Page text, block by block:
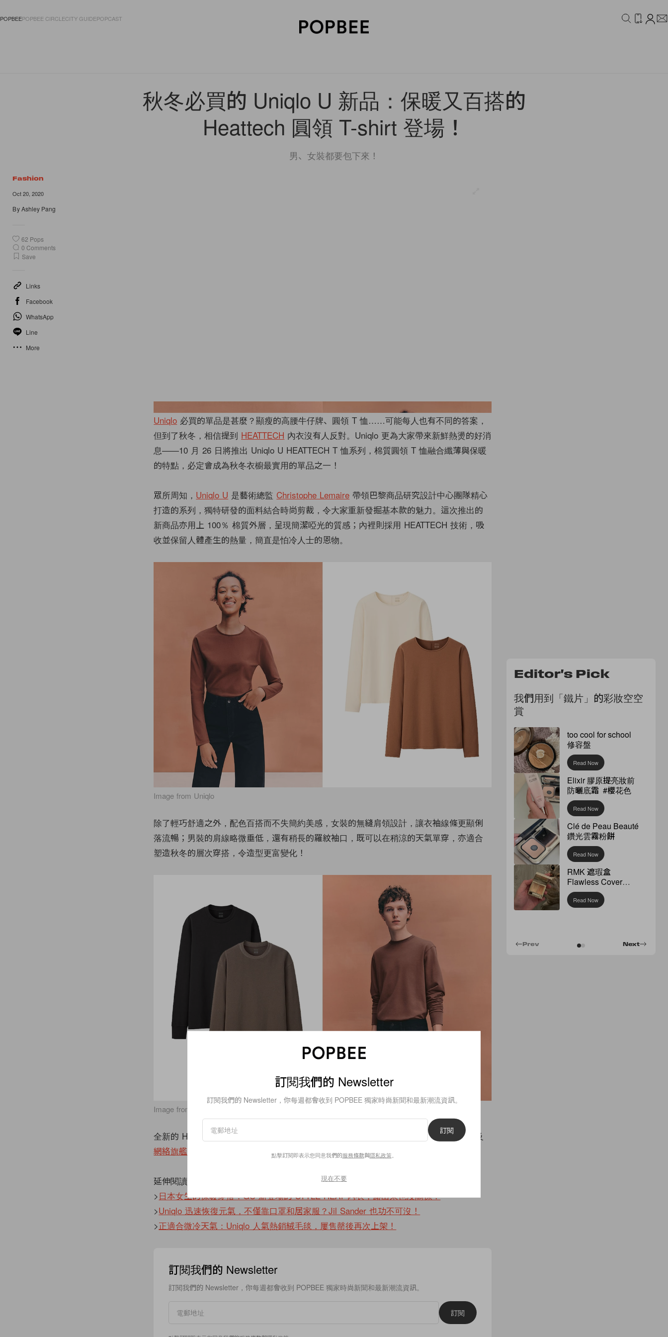
POPBEEPOPBEE CIRCLECITY GUIDEPOPCAST
秋冬必買的 Uniqlo U 新品：保暖又百搭的
Heattech 圓領 T-shirt 登場！
男、女裝都要包下來！
Fashion
Oct 20, 2020
ByAshley Pang
62 Pops
0 Comments
Save
Links
Facebook
WhatsApp
Line
More
Uniqlo 必買的單品是甚麼？顯瘦的高腰牛仔牌、圓領 T 恤……可能每人也有不同的答案，
但到了秋冬，相信提到 HEATTECH 內衣沒有人反對。Uniqlo 更為大家帶來新鮮熱燙的好消
息——10 月 26 日將推出 Uniqlo U HEATTECH T 恤系列，棉質圓領 T 恤融合纖薄與保暖
的特點，必定會成為秋冬衣櫥最實用的單品之一！
眾所周知， Uniqlo U 是藝術總監 Christophe Lemaire 帶領巴黎商品研究設計中心團隊精心
打造的系列，獨特研發的面料結合時尚剪裁，令大家重新發掘基本款的魅力。這次推出的
新商品亦用上 100％ 棉質外層，呈現簡潔啞光的質感；內裡則採用 HEATTECH 技術，吸
收並保留人體產生的熱量，簡直是怕冷人士的恩物。
Image from Uniqlo
除了輕巧舒適之外，配色百搭而不失簡約美感，女裝的無縫肩領設計，讓衣袖線條更顯俐
落流暢；男裝的肩線略微垂低，還有稍長的羅紋袖口，既可以在稍涼的天氣單穿，亦適合
塑造秋冬的層次穿搭，令造型更富變化！
Image from Uniqlo
全新的 HEATTECH T 恤系列有男女裝款式，售價均為 HK$149，將在所有 Uniqlo 門店及
網絡旗艦店
發售，屆時記得把男女裝都包下來！
延伸閱讀：
>日本女生的保暖穿搭：GU 新登場的 STYLE-HEAT 內衣，露出來也沒關係！
>Uniqlo 迅速恢復元氣，不僅靠口罩和居家服？Jil Sander 也功不可沒！
>正適合微冷天氣：Uniqlo 人氣熱銷絨毛毯，屢售罄後再次上架！
訂閱我們的 Newsletter
訂閱我們的 Newsletter，你每週都會收到 POPBEE 獨家時尚新聞和最新潮流資訊。
訂閱
Editor's Pick
我們用到「鐵片」的彩妝空空
賞
too cool for school
修容盤
Read Now
Elixir 膠原提亮妝前
防曬底霜 #櫻花色
Read Now
Clé de Peau Beauté
鑽光雲霧粉餅
Read Now
RMK 遮瑕盒
Flawless Cover
Concealer
Read Now
Next
Prev
訂閱我們的 Newsletter
訂閱我們的 Newsletter，你每週都會收到 POPBEE 獨家時尚新聞和最新潮流資訊。
訂閱
點擊訂閱即表示您同意我們的服務條款與隱私政策。
現在不要